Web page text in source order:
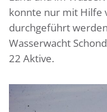
konnte nur mit Hilfe
durchgeführt
Wasserwacht
22 Aktive.